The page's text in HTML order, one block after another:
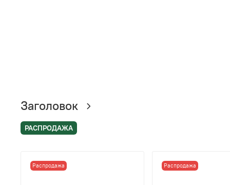
Заголовок
РАСПРОДАЖА
Распродажа Распродажа